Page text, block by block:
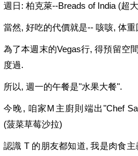
週日: 柏克萊--Breads of India (超
當然, 好吃的代價就是-- 咳咳, 体
為了本週末的Vegas行, 得預留空
度過.
所以, 週一的午餐是"水果大餐".
今晚, 咱家M主廚則端出"Chef
(菠菜草莓沙拉)
認識 T 的朋友都知道, 我是肉食